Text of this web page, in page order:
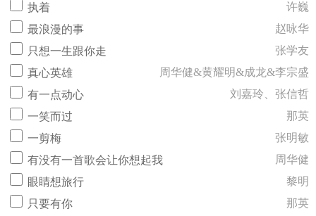
执着
许巍
最浪漫的事
赵咏华
只想一生跟你走
张学友
真心英雄
周华健&黄耀明&成龙&李宗盛
有一点动心
刘嘉玲、张信哲
一笑而过
那英
一剪梅
张明敏
有没有一首歌会让你想起我
周华健
眼睛想旅行
黎明
只要有你
那英